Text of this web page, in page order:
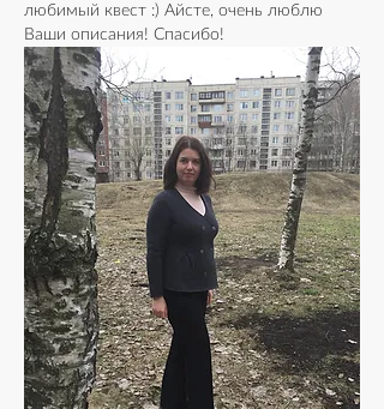
любимый квест :) Айсте, очень люблю
Ваши описания! Спасибо!